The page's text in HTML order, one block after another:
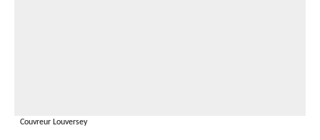
Couvreur Louversey